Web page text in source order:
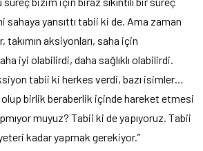
sahaya yansıttı tabii ki de. Ama zaman
aksiyonları, saha için
iyi olabilirdi, daha sağlıklı olabilirdi.
tabii ki herkes verdi, bazı isimler…
birlik beraberlik içinde hareket etmesi
muyuz? Tabii ki de yapıyoruz. Tabii
kadar yapmak gerekiyor.”